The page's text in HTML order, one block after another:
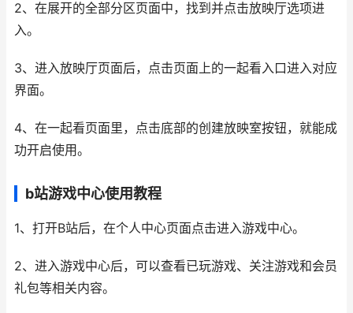
2、在展开的全部分区页面中，找到并点击放映厅选项进
入。
3、进入放映厅页面后，点击页面上的一起看入口进入对应
界面。
4、在一起看页面里，点击底部的创建放映室按钮，就能成
功开启使用。
b站游戏中心使用教程
1、打开B站后，在个人中心页面点击进入游戏中心。
2、进入游戏中心后，可以查看已玩游戏、关注游戏和会员
礼包等相关内容。